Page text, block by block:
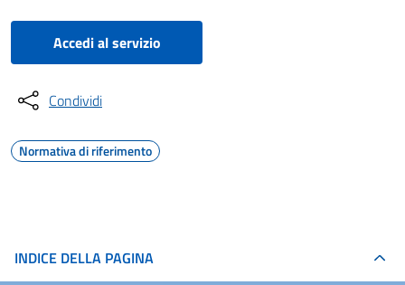
Accedi al servizio
Condividi
Normativa di riferimento
INDICE DELLA PAGINA